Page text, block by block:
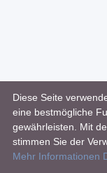
Diese Seite
eine bestmögliche
gewährleisten. Mit
stimmen Sie der
Mehr Informationen